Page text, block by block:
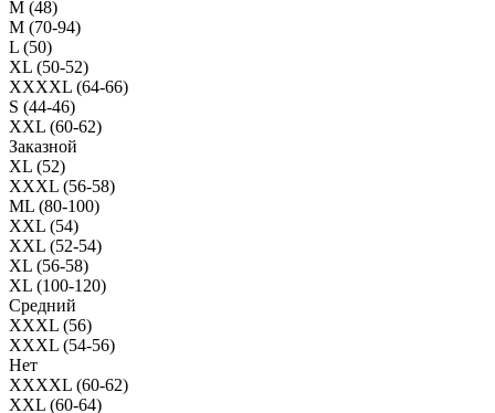
M (48)
M (70-94)
L (50)
XL (50-52)
XXXXL (64-66)
S (44-46)
XXL (60-62)
Заказной
XL (52)
XXXL (56-58)
ML (80-100)
XXL (54)
XXL (52-54)
XL (56-58)
XL (100-120)
Средний
XXXL (56)
XXXL (54-56)
Нет
XXXXL (60-62)
XXL (60-64)